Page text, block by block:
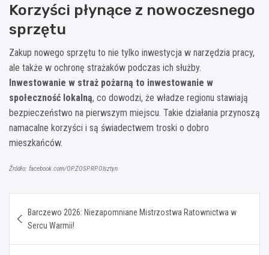
Korzyści płynące z nowoczesnego
sprzętu
Zakup nowego sprzętu to nie tylko inwestycja w narzędzia pracy,
ale także w ochronę strażaków podczas ich służby.
Inwestowanie w straż pożarną to inwestowanie w
społeczność lokalną, co dowodzi, że władze regionu stawiają
bezpieczeństwo na pierwszym miejscu. Takie działania przynoszą
namacalne korzyści i są świadectwem troski o dobro
mieszkańców.
Źródło: facebook.com/OP.ZOSP.RP.Olsztyn
wpisu
Barczewo 2026: Niezapomniane Mistrzostwa Ratownictwa w
Sercu Warmii!